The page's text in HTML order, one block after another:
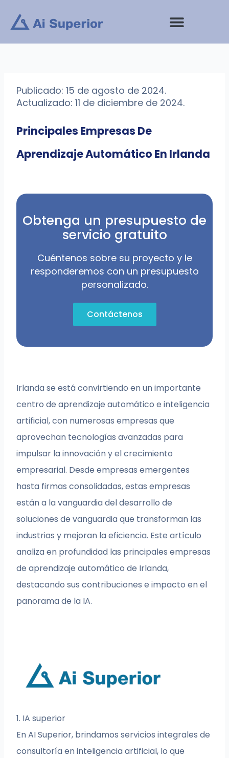
contenido
Publicado: 15 de agosto de 2024.
Actualizado: 11 de diciembre de 2024.
Principales Empresas De
Aprendizaje Automático En Irlanda
Obtenga un presupuesto de
servicio gratuito
Cuéntenos sobre su proyecto y le
responderemos con un presupuesto
personalizado.
Contáctenos
Irlanda se está convirtiendo en un importante
centro de aprendizaje automático e inteligencia
artificial, con numerosas empresas que
aprovechan tecnologías avanzadas para
impulsar la innovación y el crecimiento
empresarial. Desde empresas emergentes
hasta firmas consolidadas, estas empresas
están a la vanguardia del desarrollo de
soluciones de vanguardia que transforman las
industrias y mejoran la eficiencia. Este artículo
analiza en profundidad las principales empresas
de aprendizaje automático de Irlanda,
destacando sus contribuciones e impacto en el
panorama de la IA.
1. IA superior
En AI Superior, brindamos servicios integrales de
consultoría en inteligencia artificial, lo que